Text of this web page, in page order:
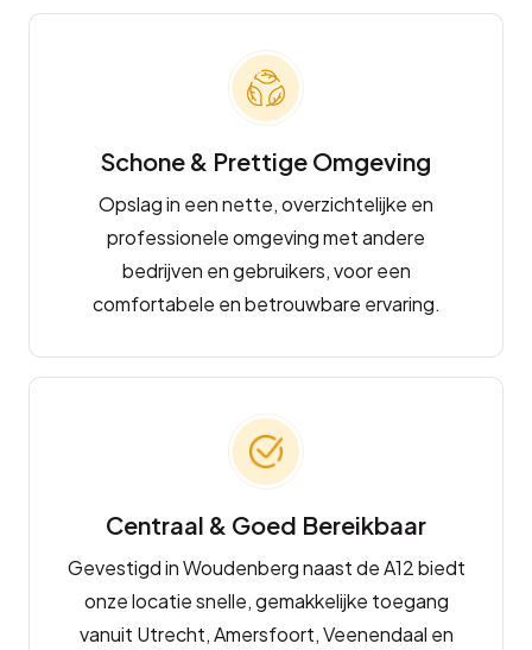
Schone & Prettige Omgeving
Opslag in een nette, overzichtelijke en
professionele omgeving met andere
bedrijven en gebruikers, voor een
comfortabele en betrouwbare ervaring.
Centraal & Goed Bereikbaar
Gevestigd in Woudenberg naast de A12 biedt
onze locatie snelle, gemakkelijke toegang
vanuit Utrecht, Amersfoort, Veenendaal en